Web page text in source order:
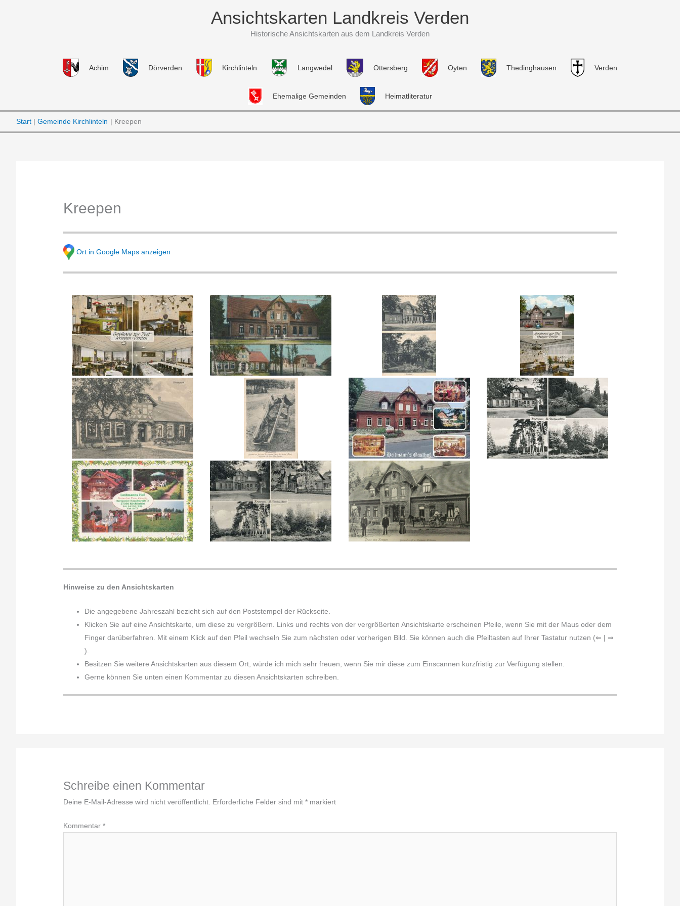
Ansichtskarten Landkreis Verden
Historische Ansichtskarten aus dem Landkreis Verden
Achim Dörverden Kirchlinteln Langwedel Ottersberg Oyten Thedinghausen Verden
Ehemalige Gemeinden Heimatliteratur
Start Gemeinde Kirchlinteln Kreepen
Kreepen
Ort in Google Maps anzeigen
Hinweise zu den Ansichtskarten
Die angegebene Jahreszahl bezieht sich auf den Poststempel der Rückseite.
Klicken Sie auf eine Ansichtskarte, um diese zu vergrößern. Links und rechts von der vergrößerten Ansichtskarte erscheinen Pfeile, wenn Sie mit der Maus oder dem
Finger darüberfahren. Mit einem Klick auf den Pfeil wechseln Sie zum nächsten oder vorherigen Bild. Sie können auch die Pfeiltasten auf Ihrer Tastatur nutzen (⇐ | ⇒
).
Besitzen Sie weitere Ansichtskarten aus diesem Ort, würde ich mich sehr freuen, wenn Sie mir diese zum Einscannen kurzfristig zur Verfügung stellen.
Gerne können Sie unten einen Kommentar zu diesen Ansichtskarten schreiben.
Schreibe einen Kommentar
Deine E-Mail-Adresse wird nicht veröffentlicht. Erforderliche Felder sind mit* markiert
Kommentar*